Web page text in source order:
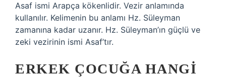
Asaf ismi Arapça kökenlidir. Vezir anlamında
kullanılır. Kelimenin bu anlamı Hz. Süleyman
zamanına kadar uzanır. Hz. Süleyman’ın güçlü ve
zeki vezirinin ismi Asaf’tır.
ERKEK ÇOCUĞA HANGI